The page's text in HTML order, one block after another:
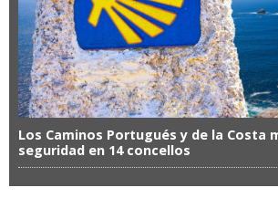
Los Caminos Portugués y de la Costa
seguridad en 14 concellos